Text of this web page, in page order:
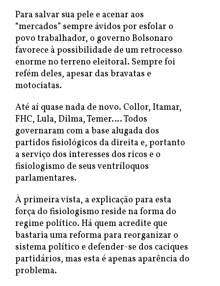
Para salvar sua pele e acenar aos
“mercados” sempre ávidos por esfolar o
povo trabalhador, o governo Bolsonaro
favorece à possibilidade de um retrocesso
enorme no terreno eleitoral. Sempre foi
refém deles, apesar das bravatas e
motociatas.
Até aí quase nada de novo. Collor, Itamar,
FHC, Lula, Dilma, Temer…. Todos
governaram com a base alugada dos
partidos fisiológicos da direita e, portanto
a serviço dos interesses dos ricos e o
fisiologismo de seus ventríloquos
parlamentares.
À primeira vista, a explicação para esta
força do fisiologismo reside na forma do
regime político. Há quem acredite que
bastaria uma reforma para reorganizar o
sistema político e defender-se dos caciques
partidários, mas esta é apenas aparência do
problema.